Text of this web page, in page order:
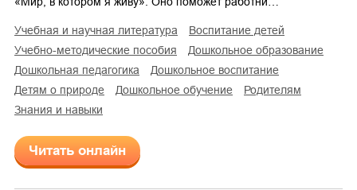
учебная и научная литература
воспитание детей
учебно-методические пособия
дошкольное образование
дошкольная педагогика
дошкольное воспитание
детям о природе
дошкольное обучение
родителям
знания и навыки
Читать онлайн